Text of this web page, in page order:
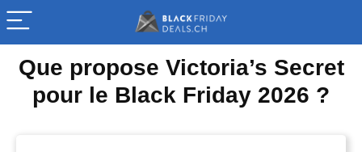
Que propose Victoria’s Secret
pour le Black Friday 2026 ?